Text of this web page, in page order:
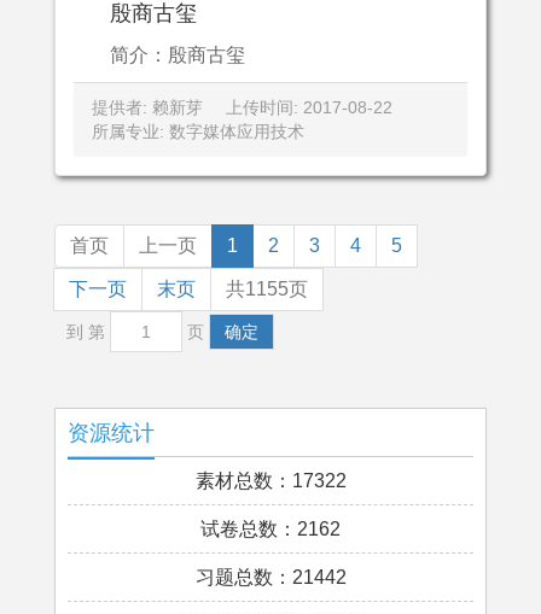
殷商古玺
简介：殷商古玺
提供者: 赖新芽
上传时间: 2017-08-22
所属专业: 数字媒体应用技术
首页 上一页 1 2 3 4 5
下一页 末页 共1155页
到 第 页 确定
资源统计
素材总数：17322
试卷总数：2162
习题总数：21442